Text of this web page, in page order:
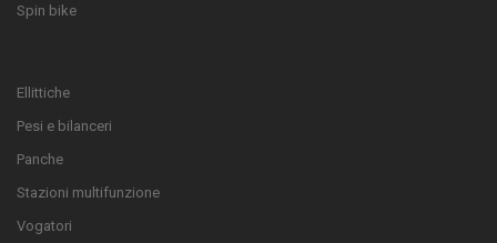
Spin bike
Ellittiche
Pesi e bilanceri
Panche
Stazioni multifunzione
Vogatori